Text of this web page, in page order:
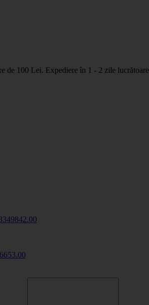
de 100 Lei. Expediere în 1 - 2 zile
42.00
3.00